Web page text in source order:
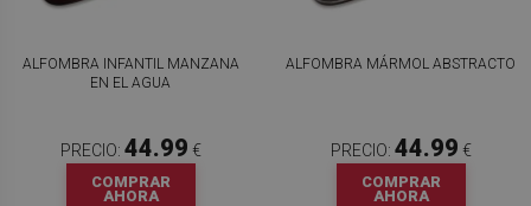
ALFOMBRA INFANTIL MANZANA
EN EL AGUA
PRECIO: 44.99 €
COMPRAR
AHORA
ALFOMBRA MÁRMOL ABSTRACTO
PRECIO: 44.99 €
COMPRAR
AHORA